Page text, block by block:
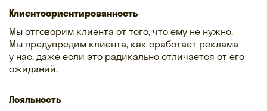
Клиентоориентированность
Мы отговорим клиента от того, что ему не нужно.
Мы предупредим клиента, как сработает реклама
у нас, даже если это радикально отличается от его
ожиданий.
Лояльность